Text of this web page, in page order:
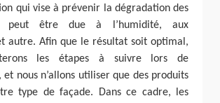
qui vise à prévenir la dégradation des
peut être due à l’humidité, aux
autre. Afin que le résultat soit optimal,
les étapes à suivre lors de
et nous n’allons utiliser que des produits
type de façade. Dans ce cadre, les